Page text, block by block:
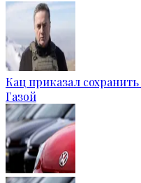
Кац приказал
Газой